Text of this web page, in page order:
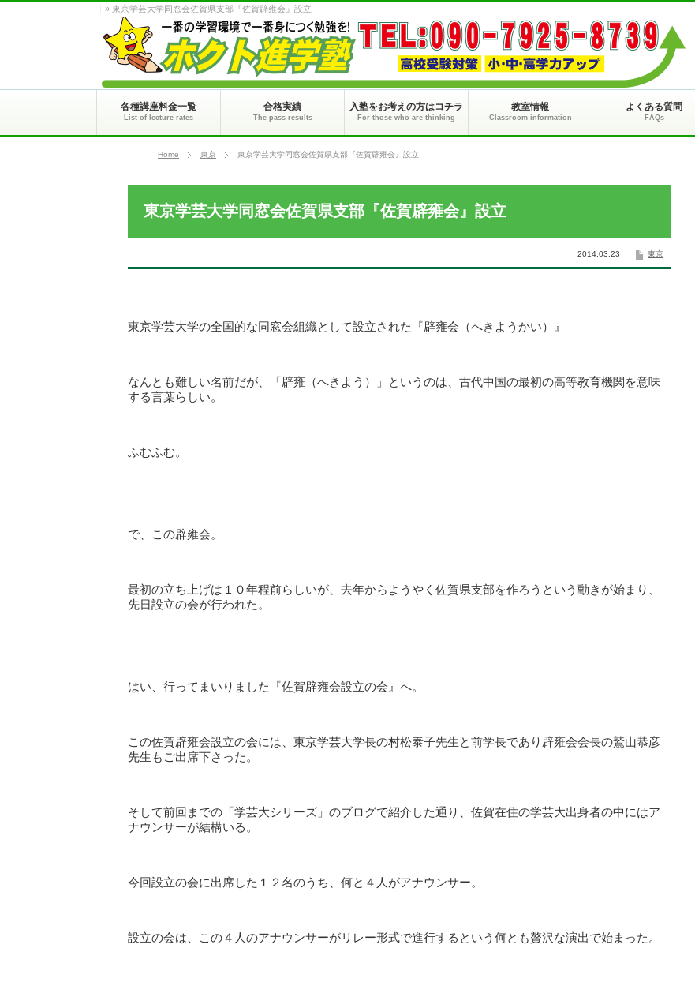
» 東京学芸大学同窓会佐賀県支部『佐賀辟雍会』設立
各種講座料金一覧
List of lecture rates
合格実績
The pass results
入塾をお考えの方はコチラ
For those who are thinking
教室情報
Classroom information
よくある質問
FAQs
Home 東京 東京学芸大学同窓会佐賀県支部『佐賀辟雍会』設立
東京学芸大学同窓会佐賀県支部『佐賀辟雍会』設立
東京
2014.03.23
東京学芸大学の全国的な同窓会組織として設立された『辟雍会（へきようかい）』
なんとも難しい名前だが、「辟雍（へきよう）」というのは、古代中国の最初の高等教育機関を意味
する言葉らしい。
ふむふむ。
で、この辟雍会。
最初の立ち上げは１０年程前らしいが、去年からようやく佐賀県支部を作ろうという動きが始まり、
先日設立の会が行われた。
はい、行ってまいりました『佐賀辟雍会設立の会』へ。
この佐賀辟雍会設立の会には、東京学芸大学長の村松泰子先生と前学長であり辟雍会会長の鷲山恭彦
先生もご出席下さった。
そして前回までの「学芸大シリーズ」のブログで紹介した通り、佐賀在住の学芸大出身者の中にはア
ナウンサーが結構いる。
今回設立の会に出席した１２名のうち、何と４人がアナウンサー。
設立の会は、この４人のアナウンサーがリレー形式で進行するという何とも贅沢な演出で始まった。